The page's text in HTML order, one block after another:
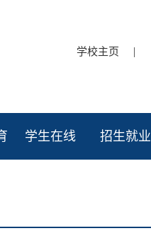
学校主页 |
学生在线 招生就业